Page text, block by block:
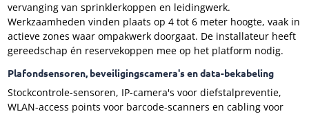
vervanging van sprinklerkoppen en leidingwerk.
Werkzaamheden vinden plaats op 4 tot 6 meter hoogte, vaak in
actieve zones waar ompakwerk doorgaat. De installateur heeft
gereedschap én reservekoppen mee op het platform nodig.
Plafondsensoren, beveiligingscamera's en data-bekabeling
Stockcontrole-sensoren, IP-camera's voor diefstalpreventie,
WLAN-access points voor barcode-scanners en cabling voor